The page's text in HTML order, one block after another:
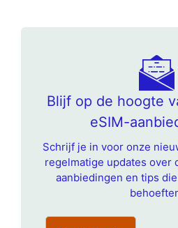
Blijf op de hoogte
eSIM-
Schrijf je in voor onze
regelmatige updates over
aanbiedingen en tips